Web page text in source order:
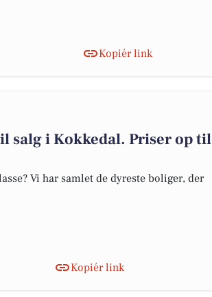
Kopiér link
salg i Kokkedal. Priser op til
Vi har samlet de dyreste boliger, der
Kopiér link